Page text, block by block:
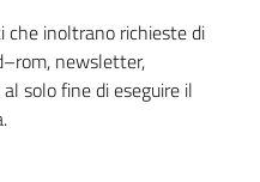
inoltrano richieste di
newsletter,
solo fine di eseguire il